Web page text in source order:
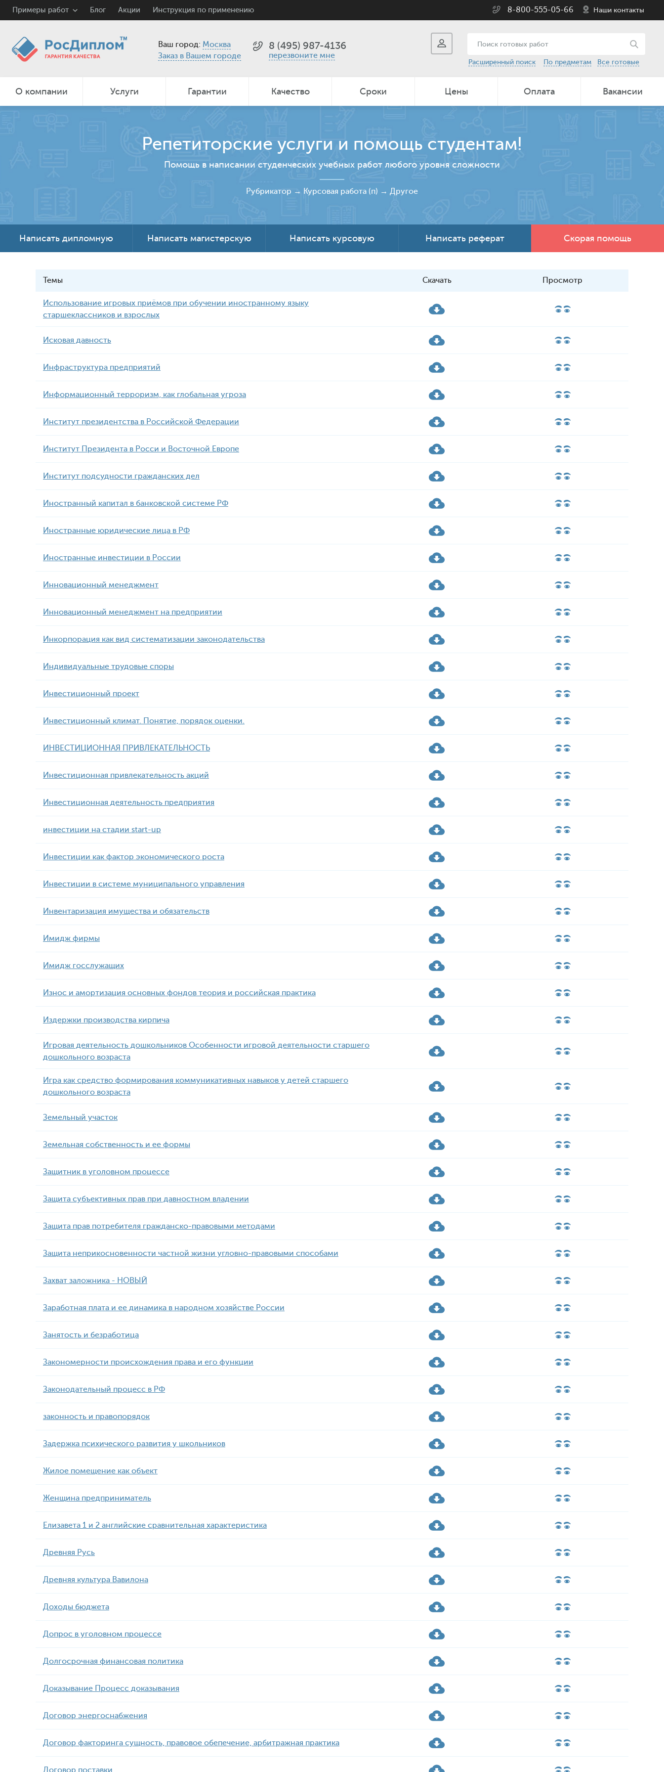
Примеры работ Блог Акции Инструкция по применению 8-800-555-05-66 Наши контакты
Ваш город: Москва
Заказ в Вашем городе
8 (495) 987-4136
перезвоните мне
Расширенный поиск По предметам Все готовые
О компании Услуги Гарантии Качество Сроки Цены Оплата Вакансии
Репетиторские услуги и помощь студентам!
Помощь в написании студенческих учебных работ любого уровня сложности
Рубрикатор → Курсовая работа (п) → Другое
Написать дипломную Написать магистерскую Написать курсовую Написать реферат Скорая помощь
Темы Скачать Просмотр
Использование игровых приёмов при обучении иностранному языку
старшеклассников и взрослых
Исковая давность
Инфраструктура предприятий
Информационный терроризм, как глобальная угроза
Институт президентства в Российской Федерации
Институт Президента в Росси и Восточной Европе
Институт подсудности гражданских дел
Иностранный капитал в банковской системе РФ
Иностранные юридические лица в РФ
Иностранные инвестиции в России
Инновационный менеджмент
Инновационный менеджмент на предприятии
Инкорпорация как вид систематизации законодательства
Индивидуальные трудовые споры
Инвестиционный проект
Инвестиционный климат. Понятие, порядок оценки.
ИНВЕСТИЦИОННАЯ ПРИВЛЕКАТЕЛЬНОСТЬ
Инвестиционная привлекательность акций
Инвестиционная деятельность предприятия
инвестиции на стадии start-up
Инвестиции как фактор экономического роста
Инвестиции в системе муниципального управления
Инвентаризация имущества и обязательств
Имидж фирмы
Имидж госслужащих
Износ и амортизация основных фондов теория и российская практика
Издержки производства кирпича
Игровая деятельность дошкольников Особенности игровой деятельности старшего
дошкольного возраста
Игра как средство формирования коммуникативных навыков у детей старшего
дошкольного возраста
Земельный участок
Земельная собственность и ее формы
Защитник в уголовном процессе
Защита субъективных прав при давностном владении
Защита прав потребителя гражданско-правовыми методами
Защита неприкосновенности частной жизни угловно-правовыми способами
Захват заложника - НОВЫЙ
Заработная плата и ее динамика в народном хозяйстве России
Занятость и безработица
Закономерности происхождения права и его функции
Законодательный процесс в РФ
законность и правопорядок
Задержка психического развития у школьников
Жилое помещение как объект
Женщина предприниматель
Елизавета 1 и 2 английские сравнительная характеристика
Древняя Русь
Древняя культура Вавилона
Доходы бюджета
Допрос в уголовном процессе
Долгосрочная финансовая политика
Доказывание Процесс доказывания
Договор энергоснабжения
Договор факторинга сущность, правовое обепечение, арбитражная практика
Договор поставки